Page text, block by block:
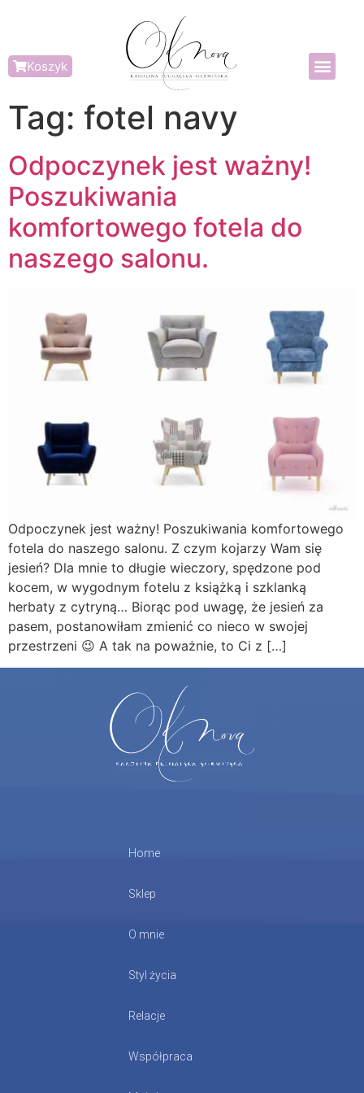
Koszyk
Tag: fotel navy
Odpoczynek jest ważny!
Poszukiwania
komfortowego fotela do
naszego salonu.
Odpoczynek jest ważny! Poszukiwania komfortowego
fotela do naszego salonu. Z czym kojarzy Wam się
jesień? Dla mnie to długie wieczory, spędzone pod
kocem, w wygodnym fotelu z książką i szklanką
herbaty z cytryną… Biorąc pod uwagę, że jesień za
pasem, postanowiłam zmienić co nieco w swojej
przestrzeni 😉 A tak na poważnie, to Ci z […]
Home
Sklep
O mnie
Styl życia
Relacje
Współpraca